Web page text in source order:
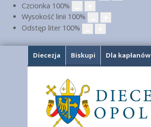
Czcionka 100%
Wysokość linii 100%
Odstęp liter 100%
Diecezja Biskupi Dla kapłanów